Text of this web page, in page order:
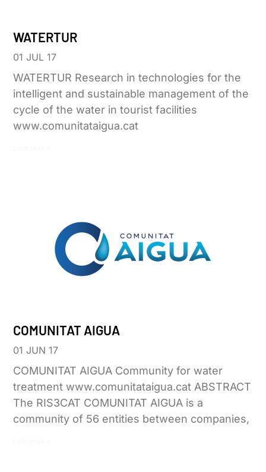
WATERTUR
01 JUL 17
WATERTUR Research in technologies for the
intelligent and sustainable management of the
cycle of the water in tourist facilities
www.comunitataigua.cat
COMUNITAT AIGUA
01 JUN 17
COMUNITAT AIGUA Community for water
treatment www.comunitataigua.cat ABSTRACT
The RIS3CAT COMUNITAT AIGUA is a
community of 56 entities between companies,